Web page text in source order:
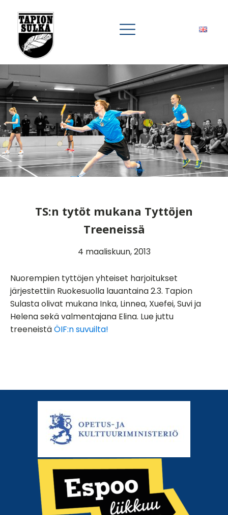
TS:n tytöt mukana Tyttöjen
Treeneissä
4 maaliskuun, 2013
Nuorempien tyttöjen yhteiset harjoitukset
järjestettiin Ruokesuolla lauantaina 2.3. Tapion
Sulasta olivat mukana Inka, Linnea, Xuefei, Suvi ja
Helena sekä valmentajana Elina. Lue juttu
treeneistäÖIF:n suvuilta!